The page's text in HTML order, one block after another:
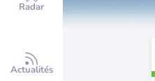
Radar
Actualités